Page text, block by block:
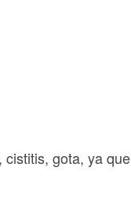
cistitis, gota, ya que